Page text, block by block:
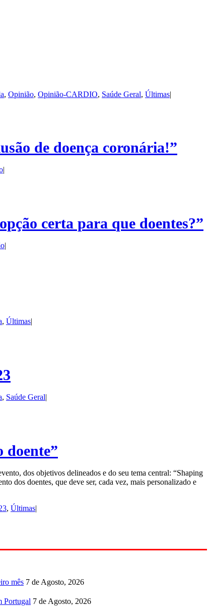
, Opinião, Opinião-CARDIO, Saúde Geral, Últimas|
de doença coronária!”
|
certa para que doentes?”
|
, Últimas|
, Saúde Geral|
doente”
dos objetivos delineados e do seu tema central: “Shaping
dos doentes, que deve ser, cada vez, mais personalizado e
, Últimas|
mês 7 de Agosto, 2026
Portugal 7 de Agosto, 2026